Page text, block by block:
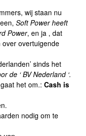
wij staan nu
Soft Power heeft
Power, en ja , dat
overtuigende
sinds het
de ‘ BV Nederland ‘.
het om.: Cash is
nodig om te